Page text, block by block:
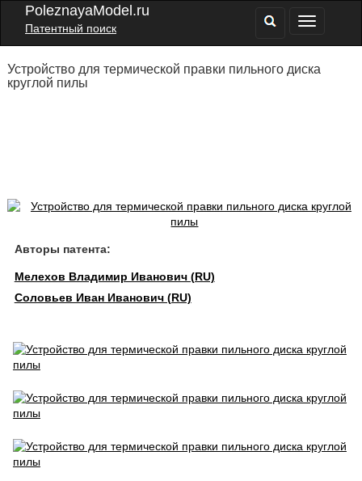
PoleznayaModel.ru
Патентный поиск
Устройство для термической правки пильного диска
круглой пилы
Авторы патента:
Мелехов Владимир Иванович (RU)
Соловьев Иван Иванович (RU)